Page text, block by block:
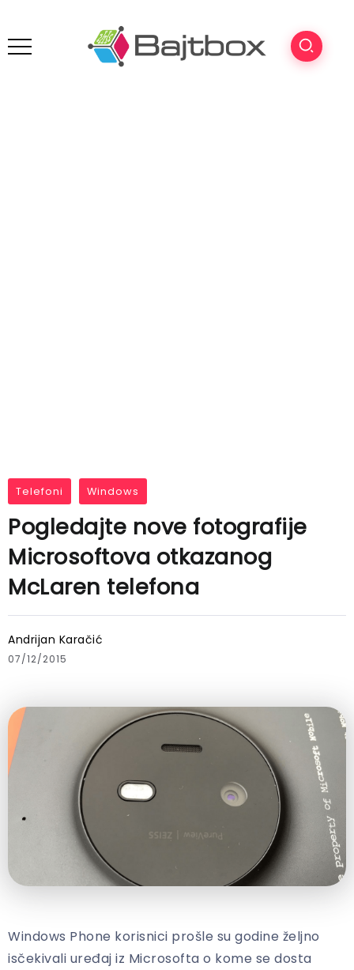
Telefoni Windows
Pogledajte nove fotografije
Microsoftova otkazanog
McLaren telefona
Andrijan Karačić
07/12/2015
Windows Phone korisnici prošle su godine željno
isčekivali uređaj iz Microsofta o kome se dosta